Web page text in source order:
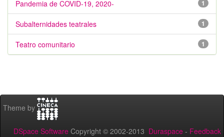
1
Pandemia de COVID-19, 2020-
1
Subalternidades teatrales
1
Teatro comunitario
Theme by
DSpace Software Copyright © 2002-2013 Duraspace - Feedback